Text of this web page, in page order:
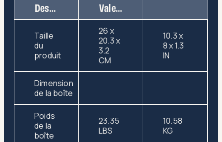
Description Valeur
Taille
du
produit
26 x
20.3 x
3.2
CM
10.3 x
8 x 1.3
IN
Dimension
de la boîte
Poids
de la
boîte
23.35
LBS
10.58
KG